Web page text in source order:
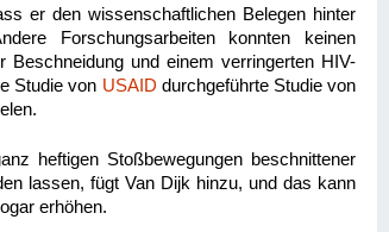
er den wissenschaftlichen Belegen hinter
Forschungsarbeiten konnten keinen
Beschneidung und einem verringerten HIV-
Studie von USAID durchgeführte Studie von
heftigen Stoßbewegungen beschnittener
lassen, fügt Van Dijk hinzu, und das kann
erhöhen.